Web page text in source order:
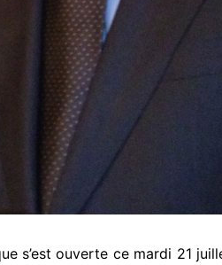
s’est ouverte ce mardi 21